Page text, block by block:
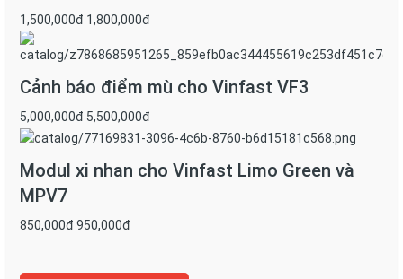
để dễ dàng tiếp cận, thuận tiện cho hành khách
1,500,000đ 1,800,000đ
Cảnh báo điểm mù cho Vinfast VF3
5,000,000đ 5,500,000đ
Modul xi nhan cho Vinfast Limo Green và
MPV7
850,000đ 950,000đ